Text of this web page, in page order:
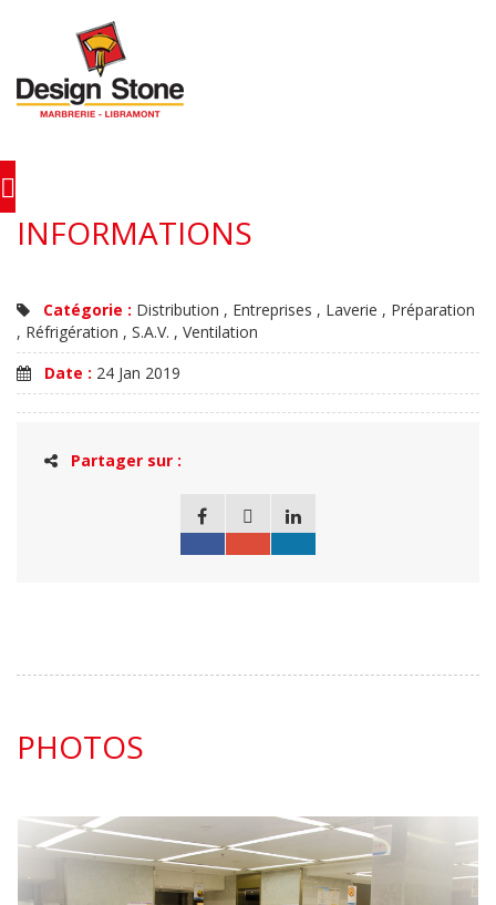
INFORMATIONS
Catégorie : Distribution , Entreprises , Laverie , Préparation
, Réfrigération , S.A.V. , Ventilation
Date : 24 Jan 2019
Partager sur :
PHOTOS